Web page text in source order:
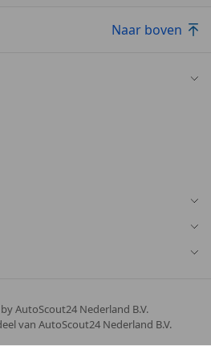
Naar boven
by AutoScout24 Nederland B.V.
van AutoScout24 Nederland B.V.